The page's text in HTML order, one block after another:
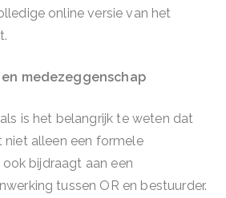
online versie van het
medezeggenschap
is het belangrijk te weten dat
niet alleen een formele
bijdraagt aan een
tussen OR en bestuurder.